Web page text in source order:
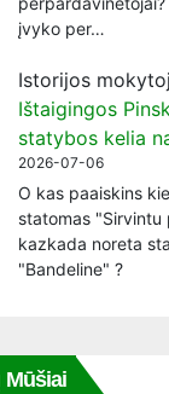
įvyko per…
Istorijos
Ištaigingos
statybos kelia
2026-07-06
O kas paaiskins
statomas "Sirvintu
kazkada noreta
"Bandeline" ?
Mūšiai